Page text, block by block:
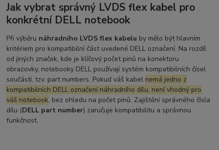
Jak vybrat správný LVDS flex kabel pro
konkrétní DELL notebook
Při výběru náhradního LVDS flex kabelu by mělo být hlavním
kritériem pro kompatibilní část uvedené DELL označení. Na rozdíl
od jiných značek, kde je klíčový počet pinů na konektoru
obrazovky, notebooky DELL používají systém kompatibilních čísel
součástí, tzv. part numbers. Pokud váš kabel nemá jedno z
kompatibilních DELL označení náhradního dílu, není vhodný pro
váš notebook, bez ohledu na počet pinů. Zajištění správného čísla
dílu (DELL part number) zaručuje kompatibilitu a správnou
funkčnost.